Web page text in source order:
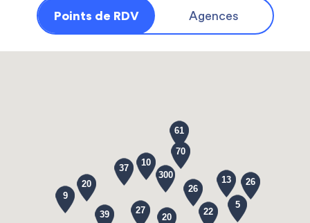
Points de RDV Agences
70
26
37
20
22
300
20
9
27
39
13
61
26
10
5